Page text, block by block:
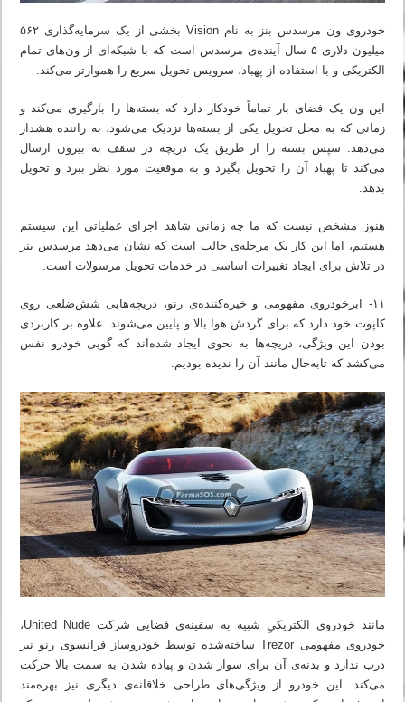
خودروی ون مرسدس بنز به نام Vision بخشی از یک سرمایه‌گذاری ۵۶۲
میلیون دلاری ۵ سال آینده‌ی مرسدس است که با شبکه‌ای از ون‌های تمام
الکتریکی و با استفاده از پهباد، سرویس تحویل سریع را هموارتر می‌کند.
این ون یک فضای بار تماماً خودکار دارد که بسته‌ها را بارگیری می‌کند و
زمانی که به محل تحویل یکی از بسته‌ها نزدیک می‌شود، به راننده هشدار
می‌دهد. سپس بسته را از طریق یک دریچه در سقف به بیرون ارسال
می‌کند تا پهباد آن را تحویل بگیرد و به موقعیت مورد نظر ببرد و تحویل
بدهد.
هنوز مشخص نیست که ما چه زمانی شاهد اجرای عملیاتی این سیستم
هستیم، اما این کار یک مرحله‌ی جالب است که نشان می‌دهد مرسدس بنز
در تلاش برای ایجاد تغییرات اساسی در خدمات تحویل مرسولات است.
۱۱- ابرخودروی مفهومی و خیره‌کننده‌ی رنو، دریچه‌هایی شش‌ضلعی روی
کاپوت خود دارد که برای گردش هوا بالا و پایین می‌شوند. علاوه بر کاربردی
بودن این ویژگی، دریچه‌ها به نحوی ایجاد شده‌اند که گویی خودرو نفس
می‌کشد که تابه‌حال مانند آن را ندیده بودیم.
مانند خودروی الکتریکیِ شبیه به سفینه‌ی فضایی شرکت United Nude،
خودروی مفهومی Trezor ساخته‌شده توسط خودروساز فرانسوی رنو نیز
درب ندارد و بدنه‌ی آن برای سوار شدن و پیاده شدن به سمت بالا حرکت
می‌کند. این خودرو از ویژگی‌های طراحی خلاقانه‌ی دیگری نیز بهره‌مند